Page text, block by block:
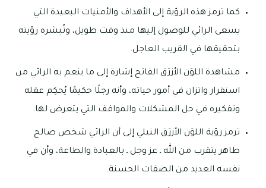
كما ترمز هذه الرؤية إلى الأهداف والأمنيات البعيدة التي
يسعى الرائي للوصول إليها منذ وقت طويل، وتُبشره رؤيته
بتحقيقها في القريب العاجل.
مشاهدة اللوَن الأزرَق الفاتح إشارة إلى ما ينعم به الرائي من
استقرار واتزان في أمور حياته، وأنه رجلًا حكيمًا يُحكِم عقله
وتفكيره في حل المشكلات والمواقف التي يتعرض لها.
ترمز رؤية اللوَن الأزرَق النيلي إلى أن الرائي شخص صالح
طاهر يتقرب من الله ـ عز وجل ـ بالعبادة والطاعة، وأن في
نفسه العديد من الصفات الحسنة.